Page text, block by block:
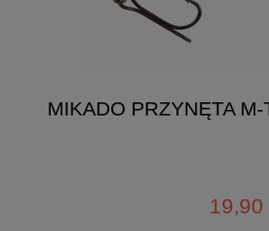
MIKADO PRZYNĘTA
19,90